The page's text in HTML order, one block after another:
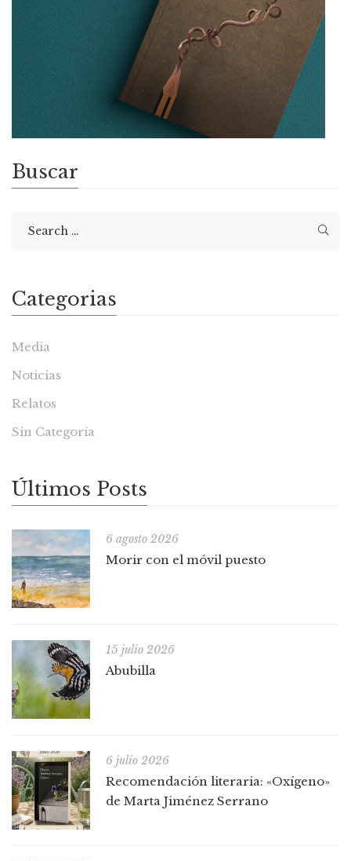
Buscar
Categorias
Media
Noticias
Relatos
Sin Categoría
Últimos Posts
6 agosto 2026
Morir con el móvil puesto
15 julio 2026
Abubilla
6 julio 2026
Recomendación literaria: «Oxígeno»
de Marta Jiménez Serrano